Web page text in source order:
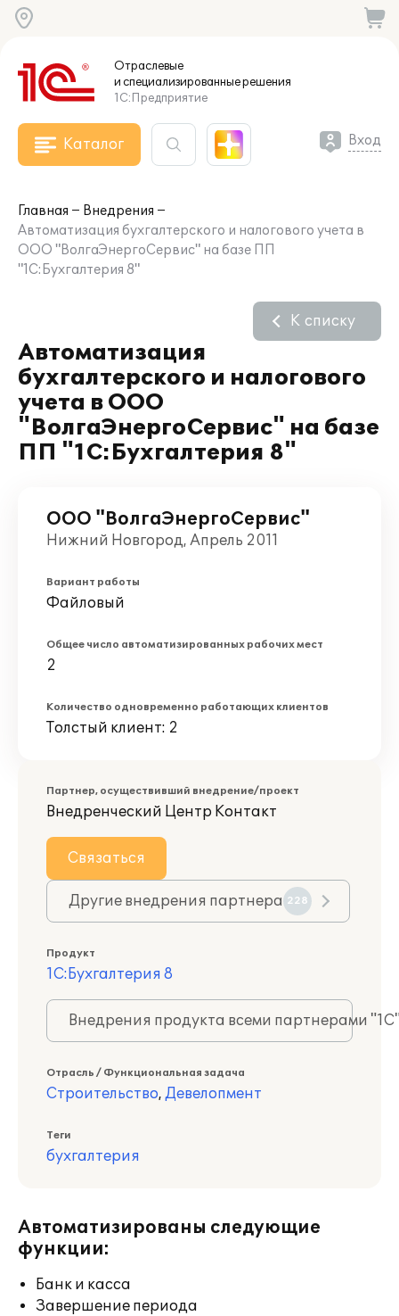
Отраслевые
и специализированныерешения
1С:Предприятие
Каталог Вход
Главная
Внедрения
Автоматизация бухгалтерского и налогового учета в
ООО "ВолгаЭнергоСервис" на базе ПП
"1С:Бухгалтерия 8"
Автоматизация
бухгалтерского и налогового
учета в ООО
"ВолгаЭнергоСервис" на базе
ПП "1С:Бухгалтерия 8"
К списку
ООО "ВолгаЭнергоСервис"
Нижний Новгород, Апрель 2011
Вариант работы
Файловый
Общее число автоматизированных рабочих мест
2
Количество одновременно работающих клиентов
Толстый клиент: 2
Партнер, осуществивший внедрение/проект
Внедренческий Центр Контакт
Связаться
Другие внедрения партнера 228
Продукт
1С:Бухгалтерия 8
Внедрения продукта всеми партнерами
Отрасль / Функциональная задача
Строительство, Девелопмент
Теги
бухгалтерия
Автоматизированы следующие
функции:
Банк и касса
Завершение периода